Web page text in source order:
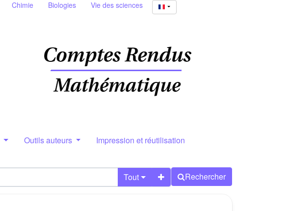
Chimie Biologies Vie des sciences
Outils auteurs Impression et réutilisation
Tout Rechercher